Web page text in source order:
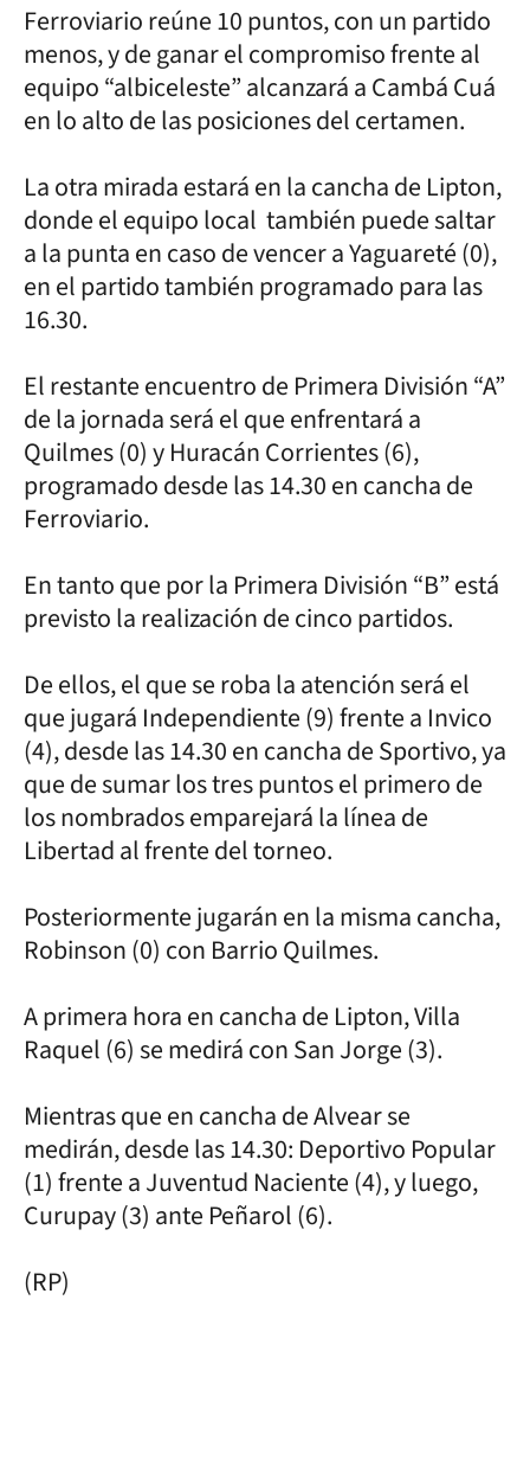
Ferroviario reúne 10 puntos, con un partido
menos, y de ganar el compromiso frente al
equipo “albiceleste” alcanzará a Cambá Cuá
en lo alto de las posiciones del certamen.
La otra mirada estará en la cancha de Lipton,
donde el equipo local también puede saltar
a la punta en caso de vencer a Yaguareté (0),
en el partido también programado para las
16.30.
El restante encuentro de Primera División “A”
de la jornada será el que enfrentará a
Quilmes (0) y Huracán Corrientes (6),
programado desde las 14.30 en cancha de
Ferroviario.
En tanto que por la Primera División “B” está
previsto la realización de cinco partidos.
De ellos, el que se roba la atención será el
que jugará Independiente (9) frente a Invico
(4), desde las 14.30 en cancha de Sportivo, ya
que de sumar los tres puntos el primero de
los nombrados emparejará la línea de
Libertad al frente del torneo.
Posteriormente jugarán en la misma cancha,
Robinson (0) con Barrio Quilmes.
A primera hora en cancha de Lipton, Villa
Raquel (6) se medirá con San Jorge (3).
Mientras que en cancha de Alvear se
medirán, desde las 14.30: Deportivo Popular
(1) frente a Juventud Naciente (4), y luego,
Curupay (3) ante Peñarol (6).
(RP)